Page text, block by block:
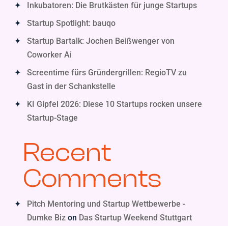
Inkubatoren: Die Brutkästen für junge Startups
Startup Spotlight: bauqo
Startup Bartalk: Jochen Beißwenger von
Coworker Ai
Screentime fürs Gründergrillen: RegioTV zu
Gast in der Schankstelle
KI Gipfel 2026: Diese 10 Startups rocken unsere
Startup-Stage
Recent
Comments
Pitch Mentoring und Startup Wettbewerbe -
Dumke Bizon Das Startup Weekend Stuttgart